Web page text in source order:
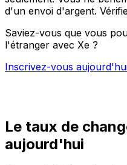
d'un envoi d'argent.
Saviez-vous que vous
l'étranger avec Xe ?
Inscrivez-vous
Le taux de
aujourd'hui